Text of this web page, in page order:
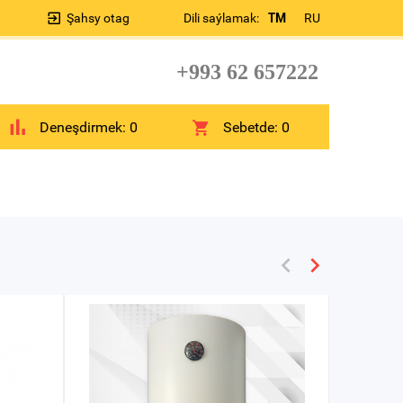
Dili saýlamak: TM RU
Şahsy otag
+993 62 657222
Deneşdirmek: 0 Sebetde:0